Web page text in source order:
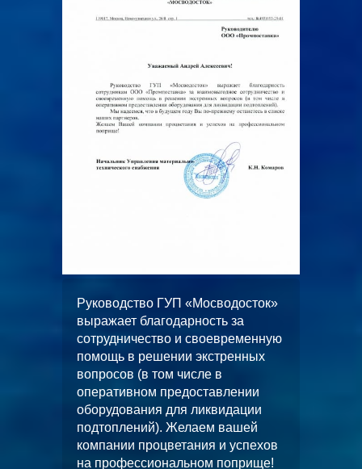
ООО
«АльянсТелекоммуникейшнс»
искренне благодарит за
качественное и добросовестное
выполнение работ по
водопонижению при
строительстве
многофункционального ФОК ГБУ
«ЦФКиС СЗАО г. Москвы»
Москомспорта. Мы надеемся, что